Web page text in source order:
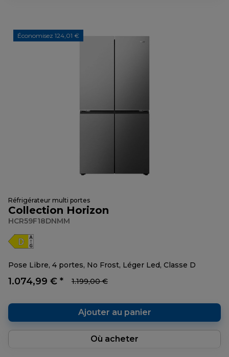
Économisez 124,01 €
Réfrigérateur multi portes
Collection Horizon
HCR59F18DNMM
Pose Libre, 4 portes, No Frost, Léger Led, Classe D
1.074,99 € * 1.199,00 €
Ajouter au panier
Où acheter